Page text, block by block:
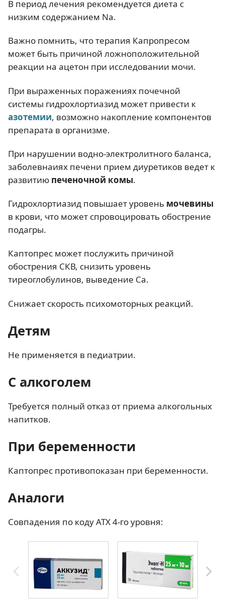
В период лечения рекомендуется диета с
низким содержанием Na.
Важно помнить, что терапия Капропресом
может быть причиной ложноположительной
реакции на ацетон при исследовании мочи.
При выраженных поражениях почечной
системы гидрохлортиазид может привести к
азотемии, возможно накопление компонентов
препарата в организме.
При нарушении водно-электролитного баланса,
заболевнаиях печени прием диуретиков ведет к
развитию печеночной комы.
Гидрохлортиазид повышает уровень мочевины
в крови, что может спровоцировать обострение
подагры.
Каптопрес может послужить причиной
обострения СКВ, снизить уровень
тиреоглобулинов, выведение Ca.
Снижает скорость психомоторных реакций.
Детям
Не применяется в педиатрии.
С алкоголем
Требуется полный отказ от приема алкогольных
напитков.
При беременности
Каптопрес противопоказан при беременности.
Аналоги
Совпадения по коду АТХ 4-го уровня: